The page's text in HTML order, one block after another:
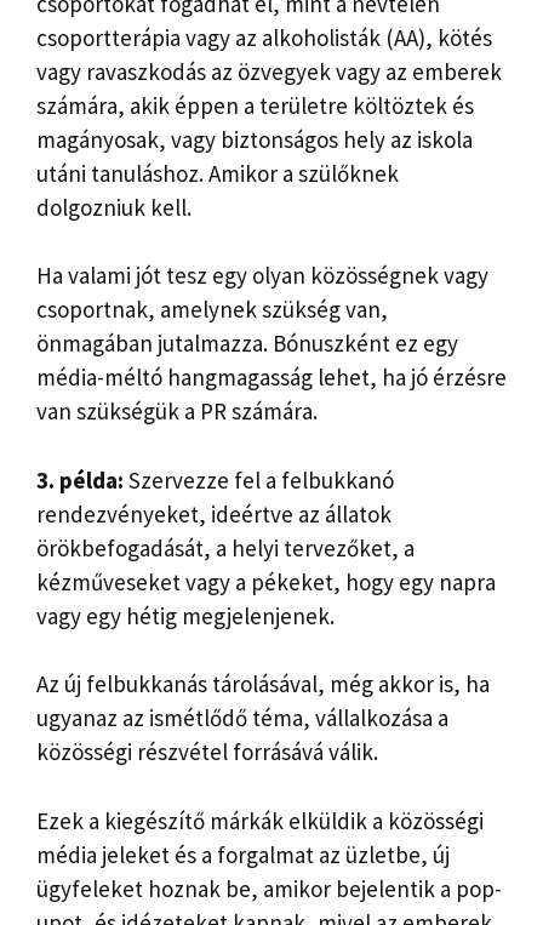
csoportterápia vagy az alkoholisták (AA), kötés
vagy ravaszkodás az özvegyek vagy az emberek
számára, akik éppen a területre költöztek és
magányosak, vagy biztonságos hely az iskola
utáni tanuláshoz. Amikor a szülőknek
dolgozniuk kell.
Ha valami jót tesz egy olyan közösségnek vagy
csoportnak, amelynek szükség van,
önmagában jutalmazza. Bónuszként ez egy
média-méltó hangmagasság lehet, ha jó érzésre
van szükségük a PR számára.
3. példa: Szervezze fel a felbukkanó
rendezvényeket, ideértve az állatok
örökbefogadását, a helyi tervezőket, a
kézműveseket vagy a pékeket, hogy egy napra
vagy egy hétig megjelenjenek.
Az új felbukkanás tárolásával, még akkor is, ha
ugyanaz az ismétlődő téma, vállalkozása a
közösségi részvétel forrásává válik.
Ezek a kiegészítő márkák elküldik a közösségi
média jeleket és a forgalmat az üzletbe, új
ügyfeleket hoznak be, amikor bejelentik a pop-